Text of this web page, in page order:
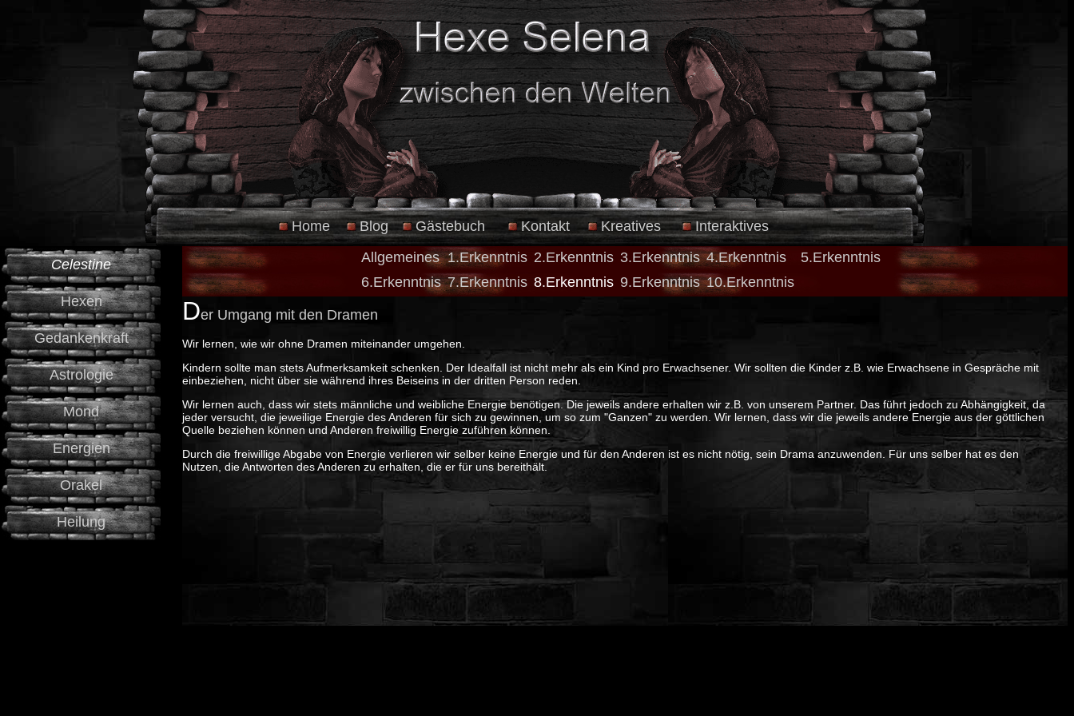
Home Blog Gästebuch Kontakt Kreatives Interaktives
Celestine
Hexen
Gedankenkraft
Astrologie
Mond
Energien
Orakel
Heilung
Allgemeines 1.Erkenntnis 2.Erkenntnis 3.Erkenntnis 4.Erkenntnis
5.Erkenntnis
6.Erkenntnis 7.Erkenntnis 8.Erkenntnis 9.Erkenntnis 10.Erkenntnis
Der Umgang mit den Dramen
Wir lernen, wie wir ohne Dramen miteinander umgehen.
Kindern sollte man stets Aufmerksamkeit schenken. Der Idealfall ist nicht mehr als ein Kind pro Erwachsener. Wir sollten die Kinder z.B. wie Erwachsene in Gespräche mit
einbeziehen, nicht über sie während ihres Beiseins in der dritten Person reden.
Wir lernen auch, dass wir stets männliche und weibliche Energie benötigen. Die jeweils andere erhalten wir z.B. von unserem Partner. Das führt jedoch zu Abhängigkeit, da
jeder versucht, die jeweilige Energie des Anderen für sich zu gewinnen, um so zum "Ganzen" zu werden. Wir lernen, dass wir die jeweils andere Energie aus der göttlichen
Quelle beziehen können und Anderen freiwillig Energie zuführen können.
Durch die freiwillige Abgabe von Energie verlieren wir selber keine Energie und für den Anderen ist es nicht nötig, sein Drama anzuwenden. Für uns selber hat es den
Nutzen, die Antworten des Anderen zu erhalten, die er für uns bereithält.